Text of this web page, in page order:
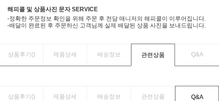
해피콜 및 상품사진 문자 SERVICE
-정확한 주문정보 확인을 위해 주문 후 전담 매니저의 해피콜이 이루어집니다.
-배달이 완료된 후 주문하신 고객님께 실제 배달된 상품 사진을 보내드립니다.
상품후기() 제품상세 배송정보 관련상품 Q&A
상품후기() 제품상세 배송정보 관련상품 Q&A